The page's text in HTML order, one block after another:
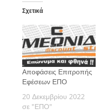
Σχετικά
Αποφάσεις Επιτροπής
Εφέσεων ΕΠΟ
20 Δεκεμβρίου 2022
σε "ΕΠΟ"